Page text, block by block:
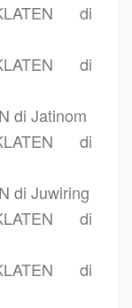
di
di
di Jatinom
di
di Juwiring
di
di